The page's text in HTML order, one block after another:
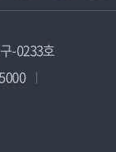
-0233호